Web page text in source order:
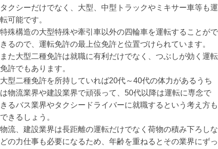
タクシーだけでなく、大型、中型トラックやミキサー車等も運
転可能です。
特殊構造の大型特殊や牽引車以外の四輪車を運転することがで
きるので、運転免許の最上位免許と位置づけられています。
また大型二種免許は就職に有利だけでなく、つぶしが効く運転
免許でもあります。
大型二種免許を所持していれば20代～40代の体力があるうち
は物流業界や建設業界で頑張って、50代以降は運転に専念で
きるバス業界やタクシードライバーに就職するという考え方も
できるしょう。
物流、建設業界は長距離の運転だけでなく荷物の積み下ろしな
どの力仕事も必要になるため、年齢を重ねるとその業界にずっ